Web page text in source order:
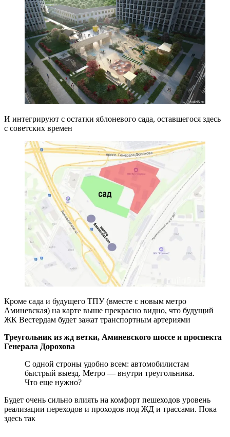
И интегрируют с остатки яблоневого сада, оставшегося здесь
с советских времен
Кроме сада и будущего ТПУ (вместе с новым метро
Аминевская) на карте выше прекрасно видно, что будущий
ЖК Вестердам будет зажат транспортным артериями
Треугольник из жд ветки, Аминевского шоссе и проспекта
Генерала Дорохова
С одной строны удобно всем: автомобилистам
быстрый выезд. Метро — внутри треугольника.
Что еще нужно?
Будет очень сильно влиять на комфорт пешеходов уровень
реализации переходов и проходов под ЖД и трассами. Пока
здесь так